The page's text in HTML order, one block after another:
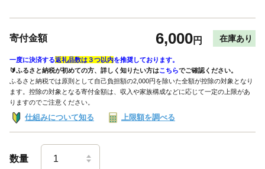
寄付金額 6,000円 在庫あり
一度に決済する返礼品数は３つ以内を推奨しております。
🔰ふるさと納税が初めての方、詳しく知りたい方はこちらでご確認ください。
ふるさと納税では原則として自己負担額の2,000円を除いた全額が控除の対象となり
ます。控除の対象となる寄付金額は、収入や家族構成などに応じて一定の上限があ
りますのでご注意ください。
仕組みについて知る 上限額を調べる
数量